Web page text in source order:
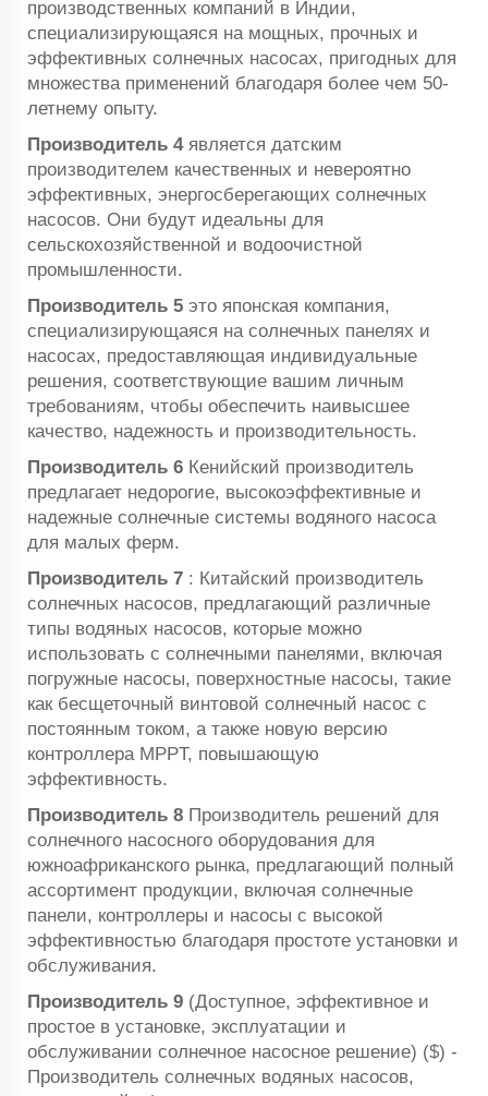
производственных компаний в Индии,
специализирующаяся на мощных, прочных и
эффективных солнечных насосах, пригодных для
множества применений благодаря более чем 50-
летнему опыту.
Производитель 4 является датским
производителем качественных и невероятно
эффективных, энергосберегающих солнечных
насосов. Они будут идеальны для
сельскохозяйственной и водоочистной
промышленности.
Производитель 5 это японская компания,
специализирующаяся на солнечных панелях и
насосах, предоставляющая индивидуальные
решения, соответствующие вашим личным
требованиям, чтобы обеспечить наивысшее
качество, надежность и производительность.
Производитель 6 Кенийский производитель
предлагает недорогие, высокоэффективные и
надежные солнечные системы водяного насоса
для малых ферм.
Производитель 7 : Китайский производитель
солнечных насосов, предлагающий различные
типы водяных насосов, которые можно
использовать с солнечными панелями, включая
погружные насосы, поверхностные насосы, такие
как бесщеточный винтовой солнечный насос с
постоянным током, а также новую версию
контроллера MPPT, повышающую
эффективность.
Производитель 8 Производитель решений для
солнечного насосного оборудования для
южноафриканского рынка, предлагающий полный
ассортимент продукции, включая солнечные
панели, контроллеры и насосы с высокой
эффективностью благодаря простоте установки и
обслуживания.
Производитель 9 (Доступное, эффективное и
простое в установке, эксплуатации и
обслуживании солнечное насосное решение) ($) -
Производитель солнечных водяных насосов,